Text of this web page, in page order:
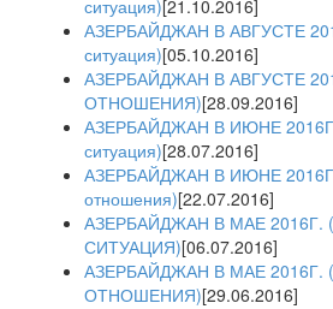
ситуация)[21.10.2016]
АЗЕРБАЙДЖАН В АВГУСТЕ
ситуация)[05.10.2016]
АЗЕРБАЙДЖАН В АВГУСТЕ
ОТНОШЕНИЯ)[28.09.2016]
АЗЕРБАЙДЖАН В ИЮНЕ 2016Г.
ситуация)[28.07.2016]
АЗЕРБАЙДЖАН В ИЮНЕ
отношения)[22.07.2016]
АЗЕРБАЙДЖАН В МАЕ 2016Г.
СИТУАЦИЯ)[06.07.2016]
АЗЕРБАЙДЖАН В МАЕ
ОТНОШЕНИЯ)[29.06.2016]